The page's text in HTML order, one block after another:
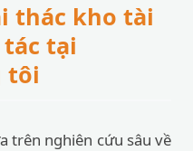
thác kho tài
tại
tôi
trên nghiên cứu sâu về